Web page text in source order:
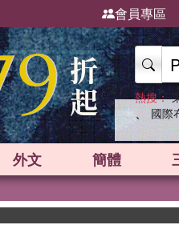
會員專區
熱搜：
、 國際
外文 簡體